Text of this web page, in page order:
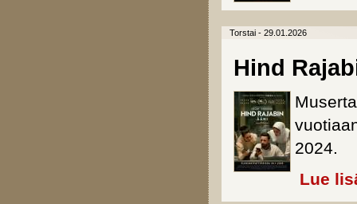
Torstai - 29.01.2026
Hind
2024.
Lue